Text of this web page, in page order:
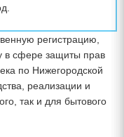
регистрацию,
в сфере защиты прав
по Нижегородской
реализации и
так и для бытового